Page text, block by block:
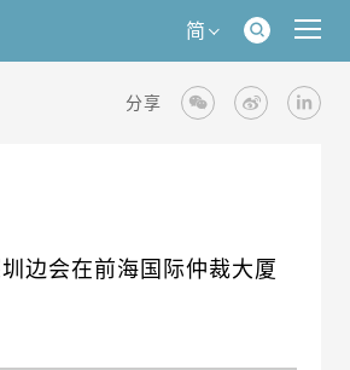
简
分享
边会在前海国际仲裁大厦